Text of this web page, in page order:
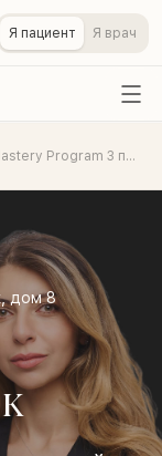
Я пациент Я врач
Aligner Mastery Program 3 поток
дом 8